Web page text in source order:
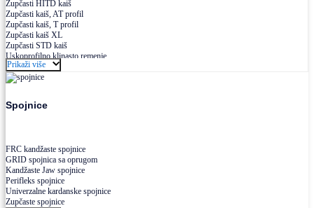
Zupčasti HITD kaiš
Zupčasti kaiš, AT profil
Zupčasti kaiš, T profil
Zupčasti kaiš XL
Zupčasti STD kaiš
Uskoprofilno klinasto remenje
Uskoprofilno klinasto remenje spojeno
Uskoprofilno klinasto remenje XP extra power
Prikaži više
Spojnice
FRC kandžaste spojnice
GRID spojnica sa oprugom
Kandžaste Jaw spojnice
Perifleks spojnice
Univerzalne kardanske spojnice
Zupčaste spojnice